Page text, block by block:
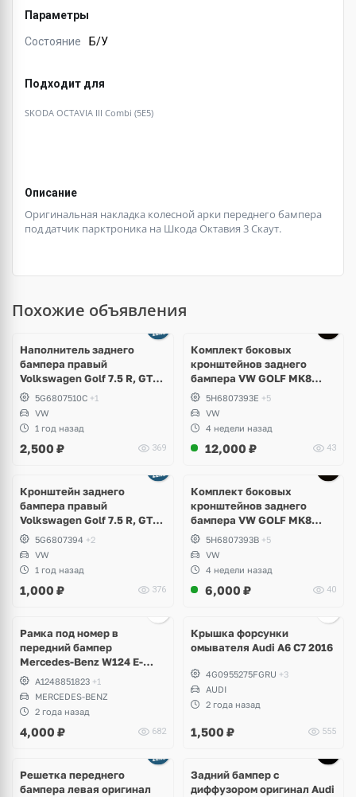
Параметры
Состояние Б/У
Подходит для
SKODA OCTAVIA III Combi (5E5)
Описание
Оригинальная накладка колесной арки переднего бампера
под датчик парктроника на Шкода Октавия 3 Скаут.
Похожие объявления
Наполнитель заднего
бампера правый
Volkswagen Golf 7.5 R, GTI,
GTD5G6807510C +1
VW
1 год назад
2,500 ₽ 369
Комплект боковых
кронштейнов заднего
бампера VW GOLF MK8
5H6807394E; 5H6807393E
5H6807393E +5
VW
4 недели назад
12,000 ₽ 43
Кронштейн заднего
бампера правый
Volkswagen Golf 7.5 R, GTI,
GTD, e-Golf
5G6807394 +2
VW
1 год назад
1,000 ₽ 376
Комплект боковых
кронштейнов заднего
бампера VW GOLF MK8
5H6807393B; 5H6807394B
5H6807393B +5
VW
4 недели назад
6,000 ₽ 40
Рамка под номер в
передний бампер
Mercedes-Benz W124 E-
KlassA1248851823 +1
MERCEDES-BENZ
2 года назад
4,000 ₽ 682
Крышка форсунки
омывателя Audi A6 C7 2016
4G0955275FGRU +3
AUDI
2 года назад
1,500 ₽ 555
Решетка переднего
бампера левая оригинал
Задний бампер с
диффузором оригинал Audi